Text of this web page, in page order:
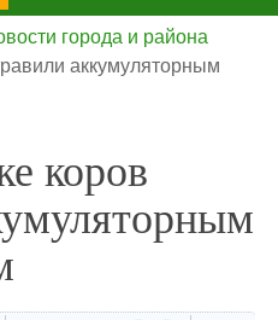
города и района
аккумуляторным
коров